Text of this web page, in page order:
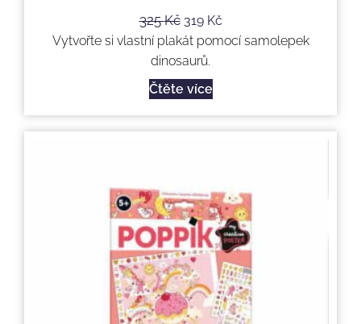
325Kč 319 Kč
Vytvořte si vlastní plakát pomocí samolepek
dinosaurů.
Čtěte více